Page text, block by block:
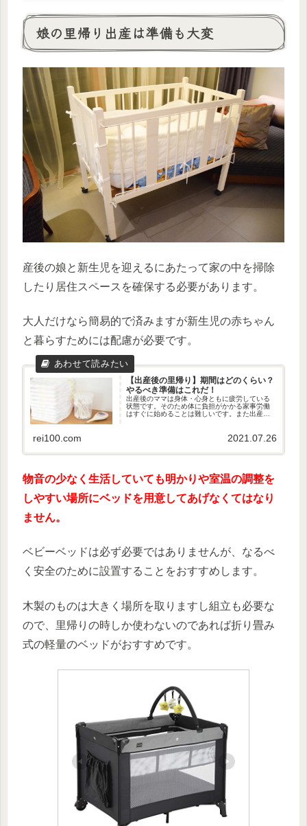
娘の里帰り出産は準備も大変
産後の娘と新生児を迎えるにあたって家の中を掃除
したり居住スペースを確保する必要があります。
大人だけなら簡易的で済みますが新生児の赤ちゃん
と暮らすためには配慮が必要です。
【出産後の里帰り】期間はどのくらい？
やるべき準備はこれだ！
出産後のママは身体・心身ともに疲労している
状態です。そのため体に負担がかかる家事労働
はすぐに始めることは難しいです。また出産後
rei100.com 2021.07.26
物音の少なく生活していても明かりや室温の調整を
しやすい場所にベッドを用意してあげなくてはなり
ません。
ベビーベッドは必ず必要ではありませんが、なるべ
く安全のために設置することをおすすめします。
木製のものは大きく場所を取りますし組立も必要な
ので、里帰りの時しか使わないのであれば折り畳み
式の軽量のベッドがおすすめです。